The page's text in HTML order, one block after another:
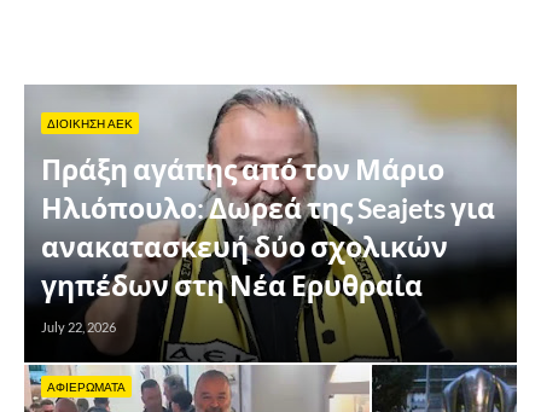
ΔΙΟΙΚΗΣΗ ΑΕΚ
Πράξη αγάπης από τον Μάριο
Ηλιόπουλο: Δωρεά της Seajets για
ανακατασκευή δύο σχολικών
γηπέδων στη Νέα Ερυθραία
July 22, 2026
ΑΦΙΕΡΩΜΑΤΑ